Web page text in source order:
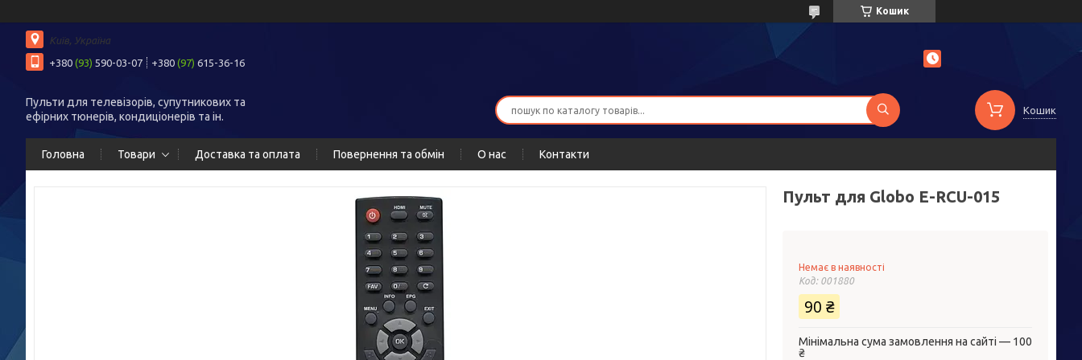
Кошик
Київ, Україна
+380 (93) 590-03-07 +380 (97) 615-36-16
Пульти для телевізорів, супутникових та
ефірних тюнерів, кондиціонерів та ін.
Кошик
Головна Товари Доставка та оплата Повернення та обмін О нас Контакти
Пульт для Globo E-RCU-015
Немає в наявності
Код: 001880
90 ₴
Мінімальна сума замовлення на сайті — 100
₴